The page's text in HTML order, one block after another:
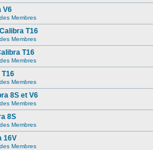
V6
Membres
T16
Membres
T16
Membres
T16
Membres
8S et V6
Membres
8S
Membres
16V
Membres